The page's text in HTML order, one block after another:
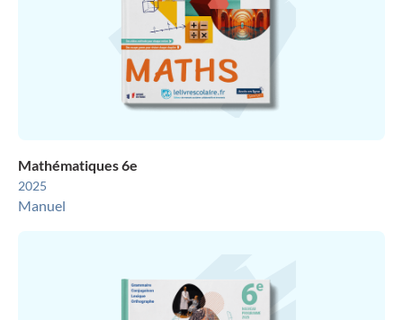
Mathématiques 6e
2025
Manuel